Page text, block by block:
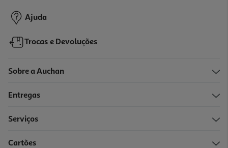
Ajuda
Trocas e Devoluções
Sobre a Auchan
Entregas
Serviços
Cartões